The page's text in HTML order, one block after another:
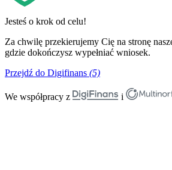
Jesteś o krok od celu!
Za chwilę przekierujemy Cię na stronę
gdzie dokończysz wypełniać wniosek.
Przejdź do Digifinans (5)
We współpracy z i